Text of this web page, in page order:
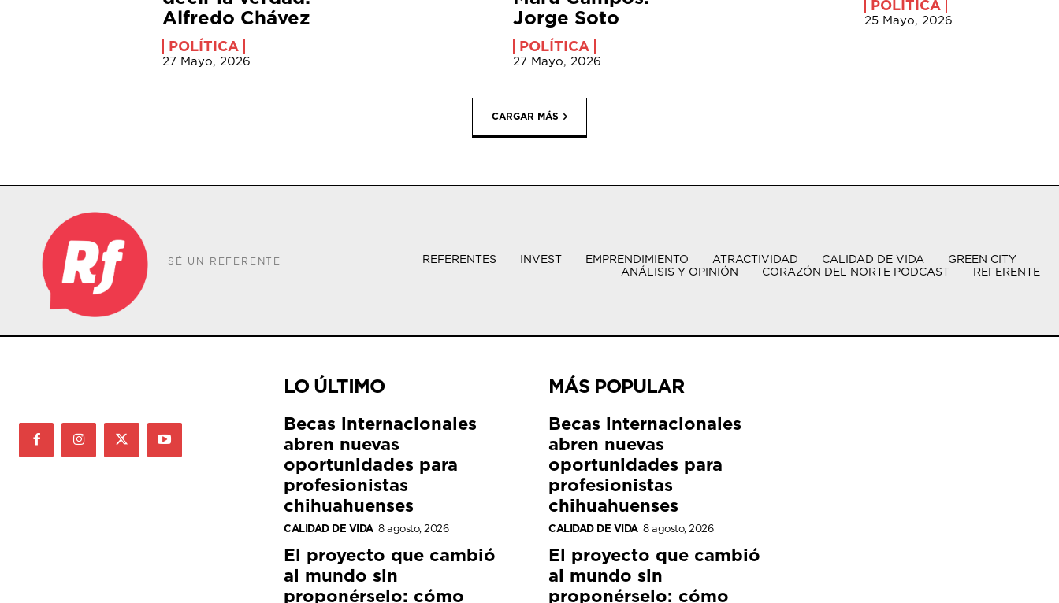
Alfredo Chávez
POLÍTICA
27 Mayo, 2026
Jorge Soto
POLÍTICA
27 Mayo, 2026
POLÍTICA
25 Mayo, 2026
CARGAR MÁS
SÉ UN REFERENTE REFERENTES INVEST EMPRENDIMIENTO ATRACTIVIDAD CALIDAD DE VIDA
GREEN CITY
ANÁLISIS Y OPINIÓN
CORAZÓN DEL NORTE PODCAST REFERENTE
LO ÚLTIMO
Becas internacionales
abren nuevas
oportunidades para
profesionistas
chihuahuenses
CALIDAD DE VIDA 8 agosto, 2026
El proyecto que cambió
al mundo sin
proponérselo: cómo
MÁS POPULAR
Becas internacionales
abren nuevas
oportunidades para
profesionistas
chihuahuenses
CALIDAD DE VIDA 8 agosto, 2026
El proyecto que cambió
al mundo sin
proponérselo: cómo